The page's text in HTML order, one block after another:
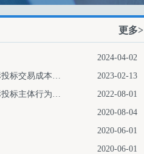
更多>
2024-04-02
关于完善招标投标交易担保制度进一步降低招标投标交易成本的通知（发改法规〔2023〕27号
2023-02-13
关于严格执行招标投标法规制度进一步规范招标投标主体行为的若干意见
2022-08-01
2020-08-04
2020-06-01
2020-06-01